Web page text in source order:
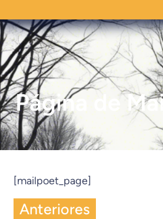
Página de
[mailpoet_page]
Anteriores